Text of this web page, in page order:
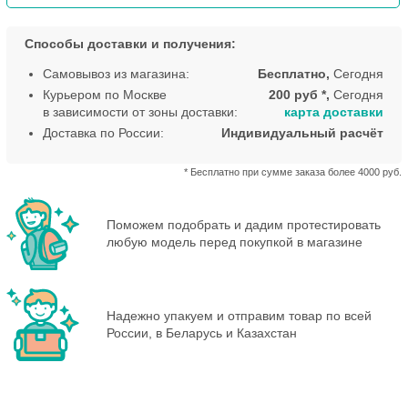
Способы доставки и получения:
Самовывоз из магазина: Бесплатно, Сегодня
Курьером по Москве
в зависимости от зоны доставки:
200 руб *, Сегодня
* Бесплатно при сумме заказа более 4000 руб.
карта доставки
Доставка по России:
Индивидуальный расчёт
Поможем подобрать и дадим протестировать
любую модель перед покупкой в магазине
Надежно упакуем и отправим товар по всей
России, в Беларусь и Казахстан